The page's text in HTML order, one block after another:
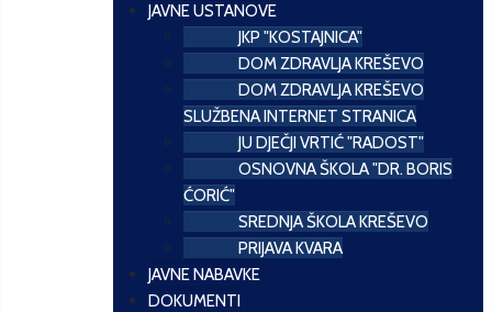
JAVNE USTANOVE
JKP "KOSTAJNICA"
DOM ZDRAVLJA KREŠEVO
DOM ZDRAVLJA KREŠEVO
SLUŽBENA INTERNET STRANICA
JU DJEČJI VRTIĆ "RADOST"
OSNOVNA ŠKOLA "DR. BORIS
ĆORIĆ"
SREDNJA ŠKOLA KREŠEVO
PRIJAVA KVARA
JAVNE NABAVKE
DOKUMENTI